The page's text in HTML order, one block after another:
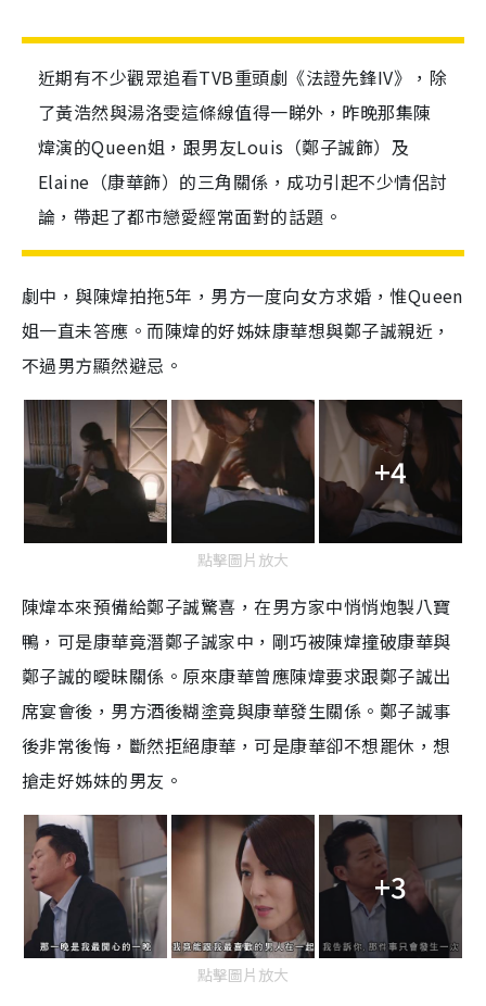
近期有不少觀眾追看TVB重頭劇《法證先鋒IV》，除
了黃浩然與湯洛雯這條線值得一睇外，昨晚那集陳
煒演的Queen姐，跟男友Louis（鄭子誠飾）及
Elaine（康華飾）的三角關係，成功引起不少情侶討
論，帶起了都市戀愛經常面對的話題。
劇中，與陳煒拍拖5年，男方一度向女方求婚，惟Queen
姐一直未答應。而陳煒的好姊妹康華想與鄭子誠親近，
不過男方顯然避忌。
+4
點擊圖片放大
陳煒本來預備給鄭子誠驚喜，在男方家中悄悄炮製八寶
鴨，可是康華竟潛鄭子誠家中，剛巧被陳煒撞破康華與
鄭子誠的曖昧關係。原來康華曾應陳煒要求跟鄭子誠出
席宴會後，男方酒後糊塗竟與康華發生關係。鄭子誠事
後非常後悔，斷然拒絕康華，可是康華卻不想罷休，想
搶走好姊妹的男友。
+3
點擊圖片放大